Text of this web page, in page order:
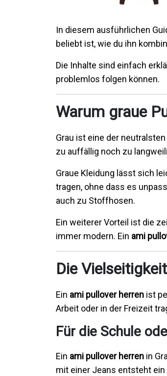
In diesem ausführlichen
beliebt ist, wie du ihn
Die Inhalte sind einfach
problemlos folgen können.
Warum graue
Grau ist eine der
zu auffällig noch zu
Graue Kleidung lässt sich
tragen, ohne dass es
auch zu Stoffhosen.
Ein weiterer Vorteil ist die
immer modern. Ein ami
Die
Ein ami pullover herren ist
Arbeit oder in der Freizeit
Für die Schule
Ein ami pullover herren in
mit einer Jeans entsteht